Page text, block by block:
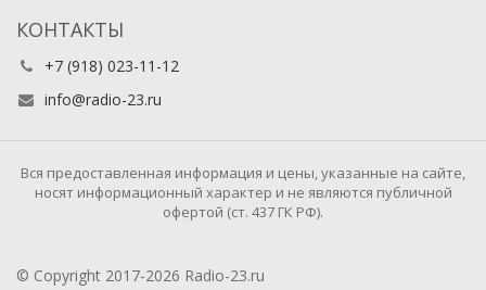
КОНТАКТЫ
+7 (918) 023-11-12
info@radio-23.ru
Вся предоставленная информация и цены, указанные на сайте,
носят информационный характер и не являются публичной
офертой (ст. 437 ГК РФ).
© Copyright 2017-2026 Radio-23.ru